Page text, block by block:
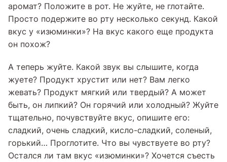
аромат? Положите в рот. Не жуйте, не глотайте.
Просто подержите во рту несколько секунд. Какой
вкус у «изюминки»? На вкус какого еще продукта
он похож?
А теперь жуйте. Какой звук вы слышите, когда
жуете? Продукт хрустит или нет? Вам легко
жевать? Продукт мягкий или твердый? А может
быть, он липкий? Он горячий или холодный? Жуйте
тщательно, почувствуйте вкус, опишите его:
сладкий, очень сладкий, кисло-сладкий, соленый,
горький… Проглотите. Что вы чувствуете во рту?
Остался ли там вкус «изюминки»? Хочется съесть